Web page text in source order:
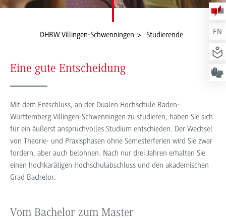
EN
DHBW Villingen-Schwenningen Studierende
Eine gute Entscheidung
Mit dem Entschluss, an der Dualen Hochschule Baden-
Württemberg Villingen-Schwenningen zu studieren, haben Sie sich
für ein äußerst anspruchvolles Studium entschieden. Der Wechsel
von Theorie- und Praxisphasen ohne Semesterferien wird Sie zwar
fordern, aber auch belohnen. Nach nur drei Jahren erhalten Sie
einen hochkarätigen Hochschulabschluss und den akademischen
Grad Bachelor.
Vom Bachelor zum Master